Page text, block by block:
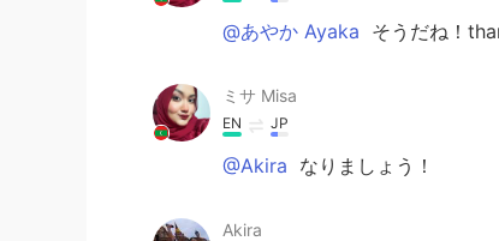
@あやか Ayaka そうだね！
ミサ Misa
EN JP
@Akira なりましょう！
Akira